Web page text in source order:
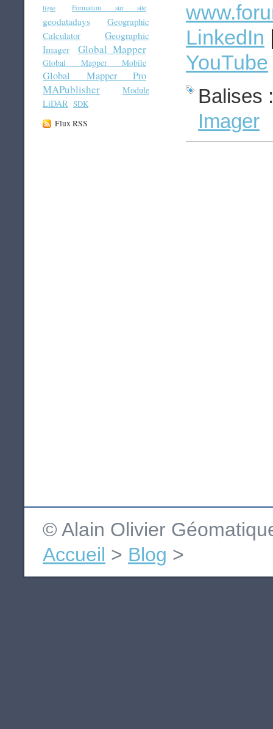
ligne
Formation sur site
geodatadays
Geographic
Calculator
Geographic
Imager
Global Mapper
Global Mapper Mobile
Global Mapper Pro
MAPublisher
Module
LiDAR SDK
Flux RSS
LinkedIn
YouTube
Balises
Imager
© Alain Olivier
Accueil > Blog >